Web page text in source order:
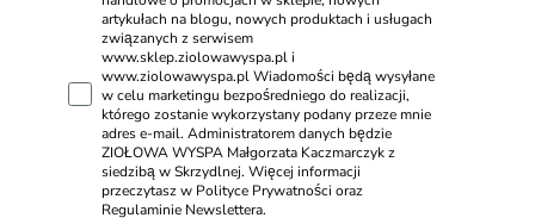
artykułach na blogu, nowych produktach i usługach
związanych z serwisem
www.sklep.ziolowawyspa.pl i
www.ziolowawyspa.pl Wiadomości będą wysyłane
w celu marketingu bezpośredniego do realizacji,
którego zostanie wykorzystany podany przeze mnie
adres e-mail. Administratorem danych będzie
ZIOŁOWA WYSPA Małgorzata Kaczmarczyk z
siedzibą w Skrzydlnej. Więcej informacji
przeczytasz w Polityce Prywatności oraz
Regulaminie Newslettera.